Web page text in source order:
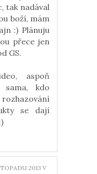
tak nadával
boží, mám
:) Plánuju
přece jen
GS.
aspoň
kdo
rozhazování
se dají
2013 V